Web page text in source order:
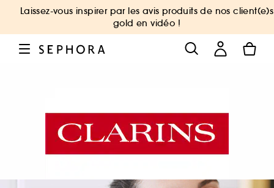
Laissez-vous inspirer par les avis produits de nos client(e)s
gold en vidéo !